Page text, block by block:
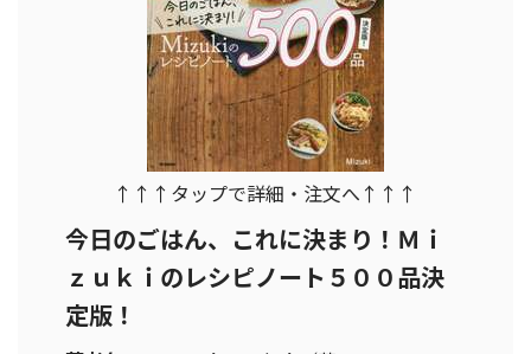
↑↑↑タップで詳細・注文へ↑↑↑
今日のごはん、これに決まり！Ｍｉ
ｚｕｋｉのレシピノート５００品決
定版！